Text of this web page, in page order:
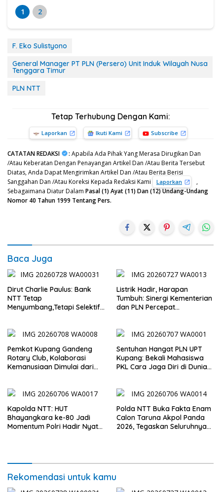
1
2
F. Eko Sulistyono
General Manager PT PLN (Persero) Unit Induk Wilayah Nusa
Tenggara Timur
PLN NTT
Tetap Terhubung Dengan Kami:
Laporkan Ikuti Kami Subscribe
CATATAN REDAKSI : Apabila Ada Pihak Yang Merasa Dirugikan Dan
/Atau Keberatan Dengan Penayangan Artikel Dan /Atau Berita Tersebut
Diatas, Anda Dapat Mengirimkan Artikel Dan /Atau Berita Berisi
Sanggahan Dan /Atau Koreksi Kepada Redaksi Kami
Laporkan
,
Sebagaimana Diatur Dalam Pasal (1) Ayat (11) Dan (12) Undang-Undang
Nomor 40 Tahun 1999 Tentang Pers.
Baca Juga
Dirut Charlie Paulus: Bank
NTT Tetap
Menyumbang,Tetapi Selektif
Listrik Hadir, Harapan
Tumbuh: Sinergi Kementerian
dan PLN Percepat
Pemkot Kupang Gandeng
Rotary Club, Kolaborasi
Kemanusiaan Dimulai dari
Sentuhan Hangat PLN UPT
Kupang: Bekali Mahasiswa
PKL Cara Jaga Diri di Dunia
Kapolda NTT: HUT
Bhayangkara ke-80 Jadi
Momentum Polri Hadir Nyata
Polda NTT Buka Fakta Enam
Calon Taruna Akpol Panda
2026, Tegaskan Seluruhnya
Rekomendasi untuk kamu